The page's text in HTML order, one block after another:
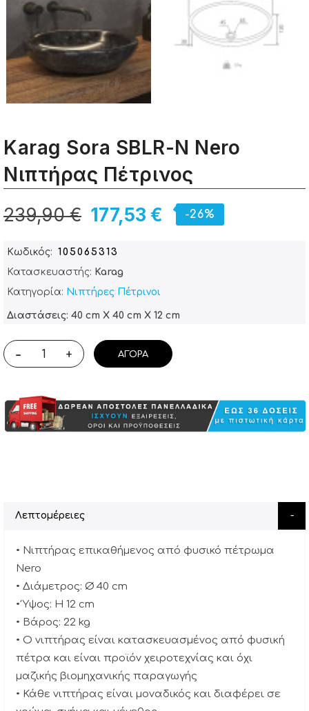
Karag Sora SBLR-N Nero
Νιπτήρας Πέτρινος
177,53 €
239,90 € -26%
Κωδικός
105065313
Κατασκευαστής: Karag
Κατηγορία: Νιπτήρες Πέτρινοι
Διαστάσεις: 40 cm X 40 cm X 12 cm
- + ΑΓΟΡΆ
Λεπτομέρειες
• Νιπτήρας επικαθήμενος από φυσικό πέτρωμα
Nero
• Διάμετρος: Ø 40 cm
• Ύψος: Η 12 cm
• Βάρος: 22 kg
• Ο νιπτήρας είναι κατασκευασμένος από φυσική
πέτρα και είναι προϊόν χειροτεχνίας και όχι
μαζικής βιομηχανικής παραγωγής
• Κάθε νιπτήρας είναι μοναδικός και διαφέρει σε